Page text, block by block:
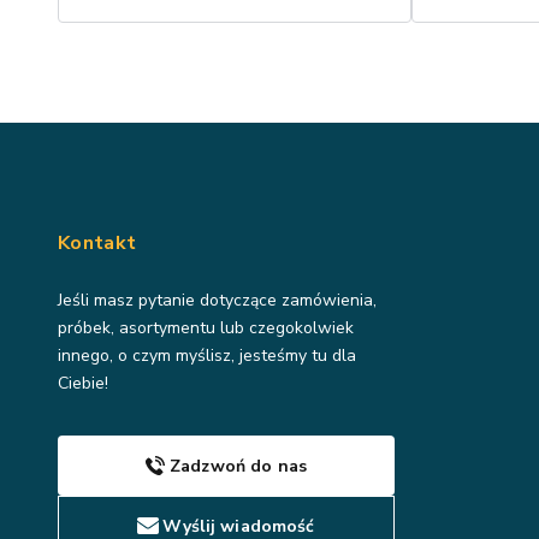
Kontakt
Jeśli masz pytanie dotyczące zamówienia,
próbek, asortymentu lub czegokolwiek
innego, o czym myślisz, jesteśmy tu dla
Ciebie!
Zadzwoń do nas
Wyślij wiadomość